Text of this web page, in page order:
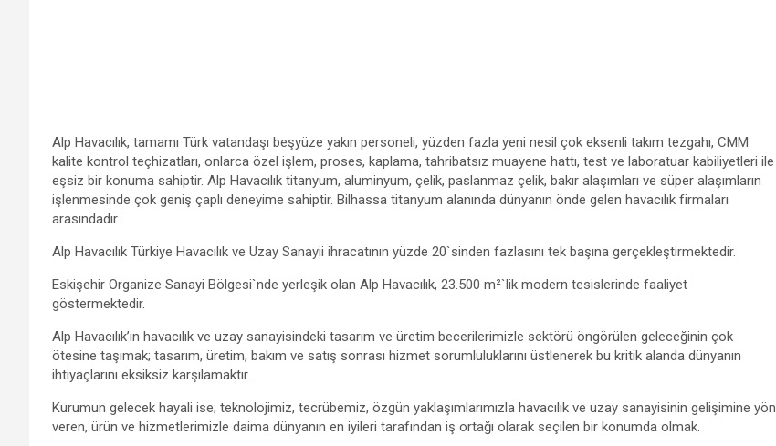
Alp Havacılık, tamamı Türk vatandaşı beşyüze yakın personeli, yüzden fazla yeni nesil çok eksenli takım tezgahı, CMM
kalite kontrol teçhizatları, onlarca özel işlem, proses, kaplama, tahribatsız muayene hattı, test ve laboratuar kabiliyetleri ile
eşsiz bir konuma sahiptir. Alp Havacılık titanyum, aluminyum, çelik, paslanmaz çelik, bakır alaşımları ve süper alaşımların
işlenmesinde çok geniş çaplı deneyime sahiptir. Bilhassa titanyum alanında dünyanın önde gelen havacılık firmaları
arasındadır.
Alp Havacılık Türkiye Havacılık ve Uzay Sanayii ihracatının yüzde 20`sinden fazlasını tek başına gerçekleştirmektedir.
Eskişehir Organize Sanayi Bölgesi`nde yerleşik olan Alp Havacılık, 23.500 m²`lik modern tesislerinde faaliyet
göstermektedir.
Alp Havacılık’ın havacılık ve uzay sanayisindeki tasarım ve üretim becerilerimizle sektörü öngörülen geleceğinin çok
ötesine taşımak; tasarım, üretim, bakım ve satış sonrası hizmet sorumluluklarını üstlenerek bu kritik alanda dünyanın
ihtiyaçlarını eksiksiz karşılamaktır.
Kurumun gelecek hayali ise; teknolojimiz, tecrübemiz, özgün yaklaşımlarımızla havacılık ve uzay sanayisinin gelişimine yön
veren, ürün ve hizmetlerimizle daima dünyanın en iyileri tarafından iş ortağı olarak seçilen bir konumda olmak.